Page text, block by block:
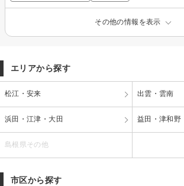
その他の情報を表示
エリアから探す
松江・安来 出雲・雲南
浜田・江津・大田 益田・津和野
島根県その他
市区から探す